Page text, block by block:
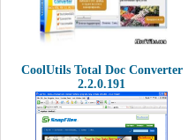
CoolUtils Total Doc Converter
2.2.0.191